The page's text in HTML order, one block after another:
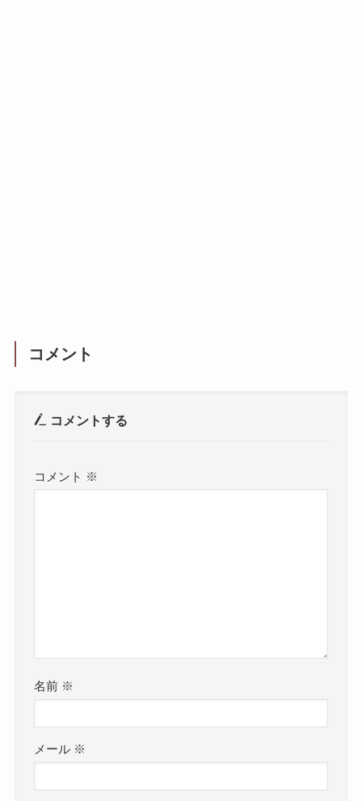
コメント
コメントする
コメント ※
名前 ※
メール ※